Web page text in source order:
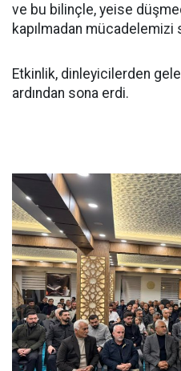
ve bu bilinçle, yeise
kapılmadan mücadelemizi
Etkinlik, dinleyicilerden
ardından sona erdi.